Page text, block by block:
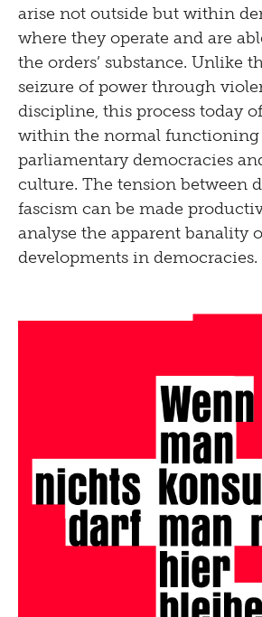
arise not outside but within
where they operate and are
the orders’ substance. Unlike
seizure of power through
discipline, this process today
within the normal functioning
parliamentary democracies
culture. The tension between
fascism can be made
analyse the apparent banality
developments in democracies.